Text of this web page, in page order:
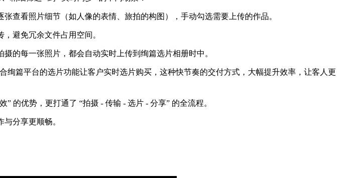
查看照片细节（如人像的表情、旅拍的构图），手动勾选需要上传的作品。
避免冗余文件占用空间。
的每一张照片，都会自动实时上传到绚篇选片相册时中。
篇平台的选片功能让客户实时选片购买，这种快节奏的交付方式， 大幅提升效率， 让客人更
的优势，更打通了 “拍摄 - 传输 - 选片 - 分享” 的全流程。
分享更顺畅。